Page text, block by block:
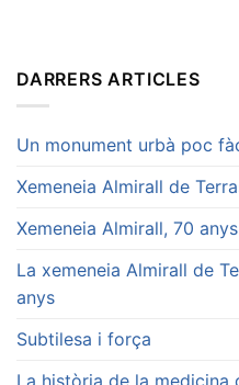
DARRERS ARTICLES
Un monument urbà poc
Xemeneia Almirall de
Xemeneia Almirall, 70
La xemeneia Almirall de
anys
Subtilesa i força